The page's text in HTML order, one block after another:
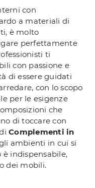
con
a materiali di
è molto
perfettamente
ti
con passione e
di essere guidati
con lo scopo
per le esigenze
che
di toccare con
Complementi in
ambienti in cui si
indispensabile,
dei mobili.